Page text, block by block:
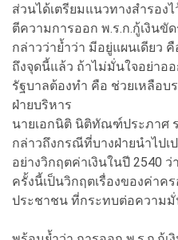
ส่วนได้เตรียมแนวทางสำรอ
ตีความการออก พ.ร.ก.กู้เงิน
กล่าวว่าย้ำว่า มีอยู่แผนเดียว
ถึงจุดนี้แล้ว ถ้าไม่มั่นใจอย่าอ
รัฐบาลต้องทำ คือ ช่วยเหลือบ
ฝ่ายบริหาร
นายเอกนิติ นิติทัณฑ์ประภาศ
กล่าวถึงกรณีที่บางฝ่ายนำไป
อย่างวิกฤตค่าเงินในปี 2540
ครั้งนี้เป็นวิกฤตเรื่องของค่าค
ประชาชน ที่กระทบต่อความมั่